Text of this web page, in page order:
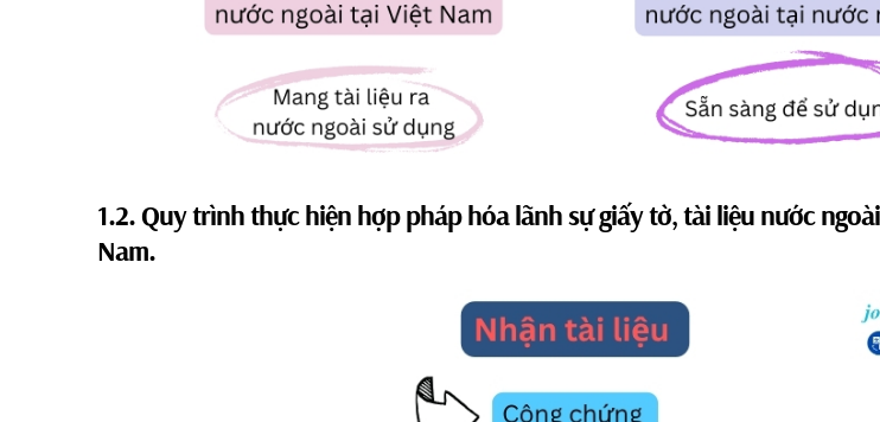
1.2. Quy trình thực hiện hợp pháp hóa lãnh sự giấy tờ, tài liệu nước
Nam.